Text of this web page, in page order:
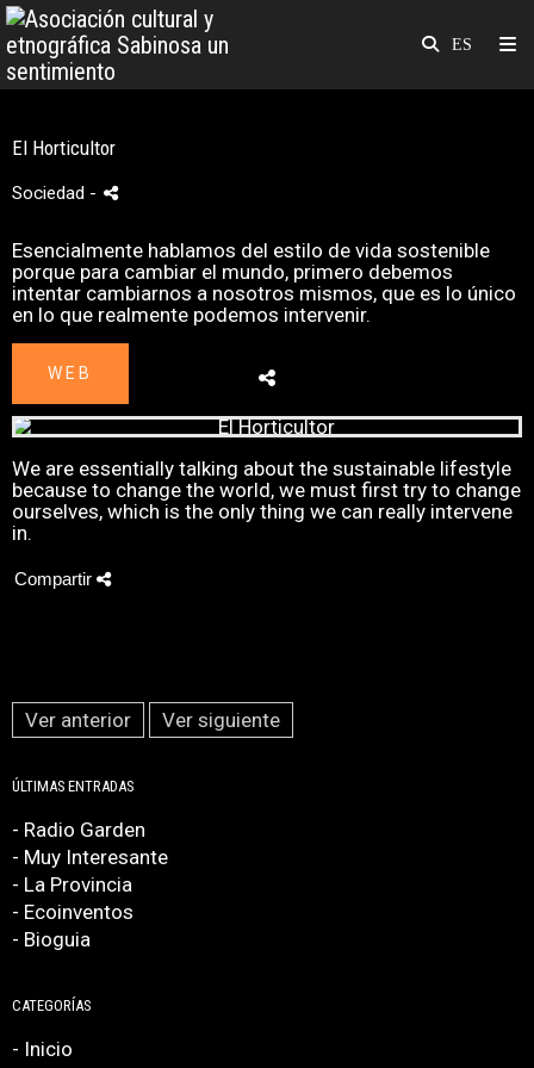
El Horticultor
Sociedad -
Esencialmente hablamos del estilo de vida sostenible
porque para cambiar el mundo, primero debemos
intentar cambiarnos a nosotros mismos, que es lo único
en lo que realmente podemos intervenir.
WEB
We are essentially talking about the sustainable lifestyle
because to change the world, we must first try to change
ourselves, which is the only thing we can really intervene
in.
Compartir
Ver anterior Ver siguiente
ÚLTIMAS ENTRADAS
- Radio Garden
- Muy Interesante
- La Provincia
- Ecoinventos
- Bioguia
CATEGORÍAS
- Inicio